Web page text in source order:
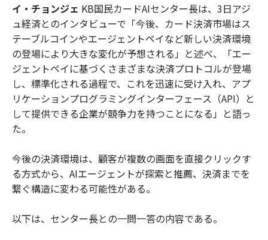
イ・チョンジェ KB国民カードAIセンター長は、3日アジ
ュ経済とのインタビューで「今後、カード決済市場はス
テーブルコインやエージェントペイなど新しい決済環境
の登場により大きな変化が予想される」と述べ、「エー
ジェントペイに基づくさまざまな決済プロトコルが登場
し、標準化される過程で、これを迅速に受け入れ、アプ
リケーションプログラミングインターフェース（API）と
して提供できる企業が競争力を持つことになる」と語っ
た。
今後の決済環境は、顧客が複数の画面を直接クリックす
る方式から、AIエージェントが探索と推薦、決済までを
繋ぐ構造に変わる可能性がある。
以下は、センター長との一問一答の内容である。